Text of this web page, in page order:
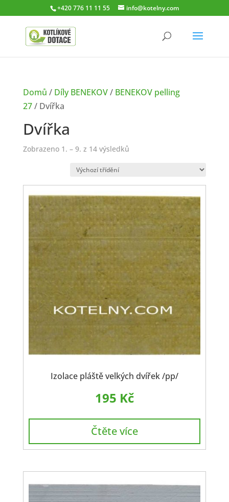
+420 776 11 11 55 info@kotelny.com
Domů / Díly BENEKOV/ BENEKOV pelling
27/ Dvířka
Dvířka
Zobrazeno 1. – 9. z 14 výsledků
Izolace pláště velkých dvířek /pp/
195 Kč
Čtěte více